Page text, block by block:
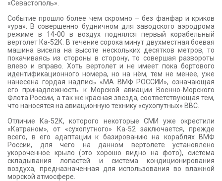
«Севастополь».
Событие прошло более чем скромно – без фанфар и криков
«ура». В совершенно будничном для заводского аэродрома
режиме в 14-00 в воздух поднялся первый корабельный
вертолет Ка-52К. В течение сорока минут двухместная боевая
машина висела на высоте нескольких десятков метров, то
покачиваясь из стороны в сторону, то совершая развороты
влево и вправо. Хоть вертолет и не имеет пока бортового
идентификационного номера, но на нём, тем не менее, уже
нанесена гордая надпись «МА ВМФ РОССИИ», означающая
его принадлежность к Морской авиации Военно-Морского
Флота России, а так же красная звезда, соответствующая тем,
что наносятся на авиационную технику «сухопутных» ВВС.
Отличие Ка-52К, которого некоторые СМИ уже окрестили
«Катраном», от «сухопутного» Ка-52 заключается, прежде
всего, в его адаптации к базированию на кораблях ВМФ
России, для чего на данном вертолете установлено
укороченное крыло (это хорошо видно на фото), система
складывания лопастей и система кондиционирования
воздуха, предназначенная для использования во влажной
морской атмосфере.